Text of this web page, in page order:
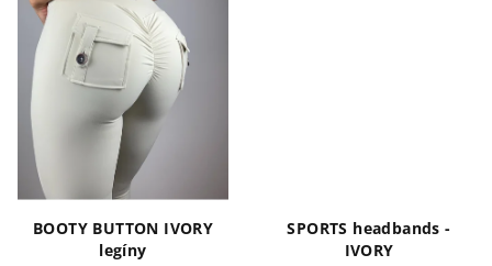
BOOTY BUTTON IVORY
legíny
SPORTS headbands -
IVORY